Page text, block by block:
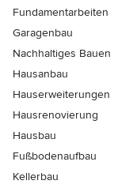
Fundamentarbeiten
Garagenbau
Nachhaltiges Bauen
Hausanbau
Hauserweiterungen
Hausrenovierung
Hausbau
Fußbodenaufbau
Kellerbau